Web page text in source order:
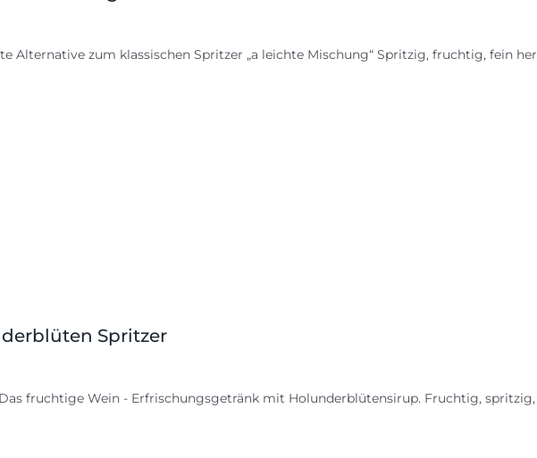
Alternative zum klassischen Spritzer „a leichte Mischung“ Spritzig, fruchtig, fein
Spritzer
Das fruchtige Wein - Erfrischungsgetränk mit Holunderblütensirup. Fruchtig,